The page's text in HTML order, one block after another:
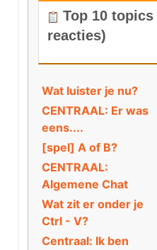
Top 10 topics
reacties)
Wat luister je nu?
CENTRAAL: Er was
eens....
[spel] A of B?
CENTRAAL:
Algemene Chat
Wat zit er onder je
Ctrl - V?
Centraal: Ik ben